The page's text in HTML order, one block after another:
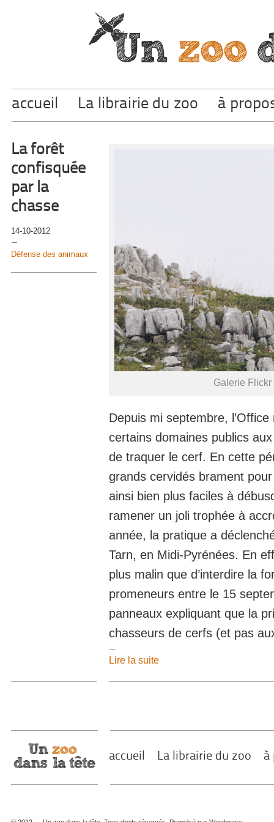
accueil La librairie du zoo à
La forêt
confisquée
par la
chasse
14-10-2012
Défense des animaux
Galerie
Depuis mi septembre,
certains domaines publics
de traquer le cerf. En cette
grands cervidés brament
ainsi bien plus faciles à
ramener un joli trophée à
année, la pratique a
Tarn, en Midi-Pyrénées. En
plus malin que d’interdire la
promeneurs entre le 15
panneaux expliquant que la
chasseurs de cerfs (et pas
Lire la suite
accueil La librairie du zoo à